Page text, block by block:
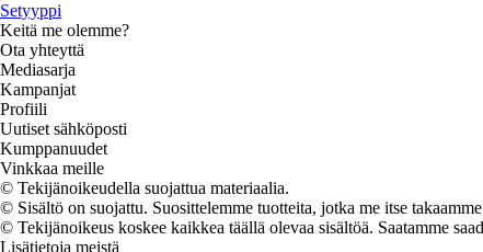
Setyyppi
Keitä me olemme?
Ota yhteyttä
Mediasarja
Kampanjat
Profiili
Uutiset sähköposti
Kumppanuudet
Vinkkaa meille
© Tekijänoikeudella suojattua materiaalia.
© Sisältö on suojattu. Suosittelemme tuotteita, jotka me itse
© Tekijänoikeus koskee kaikkea täällä olevaa sisältöä. Saatamme
Lisätietoja meistä